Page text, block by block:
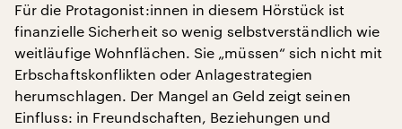
Für die Protagonist:innen in diesem Hörstück ist
finanzielle Sicherheit so wenig selbstverständlich wie
weitläufige Wohnflächen. Sie „müssen“ sich nicht mit
Erbschaftskonflikten oder Anlagestrategien
herumschlagen. Der Mangel an Geld zeigt seinen
Einfluss: in Freundschaften, Beziehungen und